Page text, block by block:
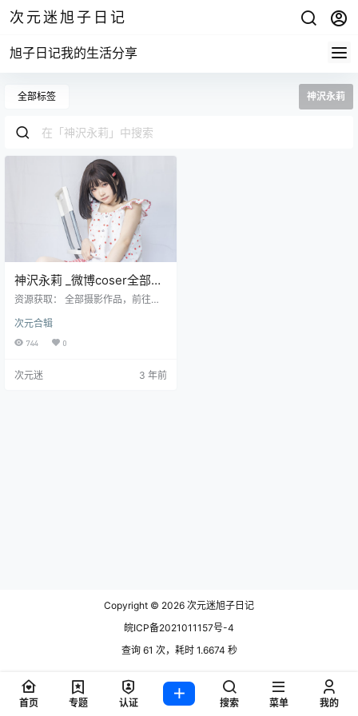
次元迷旭子日记
旭子日记我的生活分享
全部标签 神沢永莉
神沢永莉 _微博coser全部作
品
资源获取： 全部摄影作品，前往获
目录 NO.01 梦魔利兹 [22P-146MB]
神沢永莉 NO.002 黑色毛衣吊带+牛
381MB] 神沢永莉最新更新作品合
次元合辑
744 0
次元迷 3 年前
Copyright © 2026 次元迷旭子日记
皖ICP备2021011157号-4
查询 61 次，耗时 1.6674 秒
首页 专题 认证 搜索 菜单 我的